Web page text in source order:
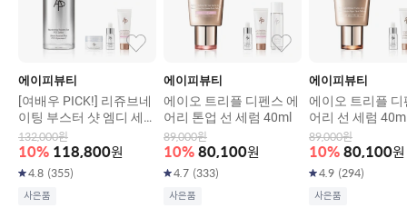
에이피뷰티
[여배우 PICK!] 리쥬브네
이팅 부스터 샷 엠디 세럼
30ml
132,000원
10% 118,800원
4.8 (355)
사은품
에이피뷰티
에이오 트리플 디펜스 에
어리 톤업 선 세럼 40ml
89,000원
10% 80,100원
4.7 (333)
사은품
에이피뷰티
에이오 트리플 디
어리 선 세럼
89,000원
10% 80,100원
4.9 (294)
사은품